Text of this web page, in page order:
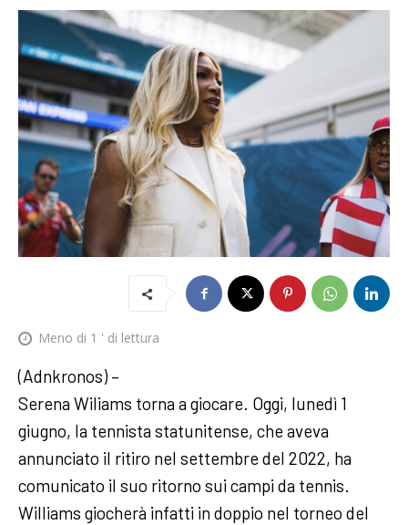
Meno di 1 ' di lettura
(Adnkronos) –
Serena Wiliams torna a giocare. Oggi, lunedì 1
giugno, la tennista statunitense, che aveva
annunciato il ritiro nel settembre del 2022, ha
comunicato il suo ritorno sui campi da tennis.
Williams giocherà infatti in doppio nel torneo del